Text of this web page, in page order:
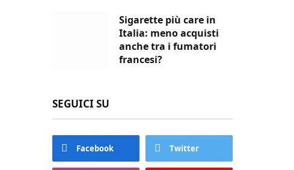
Sigarette più care in
Italia: meno acquisti
anche tra i fumatori
francesi?
SEGUICI SU
Facebook Twitter